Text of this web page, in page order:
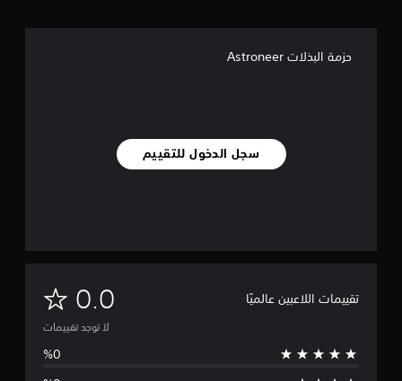
حزمة البذلات Astroneer
سجل الدخول للتقييم
تقييمات اللاعبين عالميًا 0.0
ا
لا توجد تقييمات